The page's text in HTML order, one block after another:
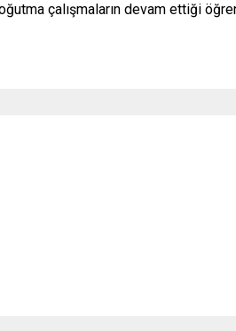
çalışmaların devam ettiği